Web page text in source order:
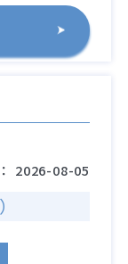
2026-08-05